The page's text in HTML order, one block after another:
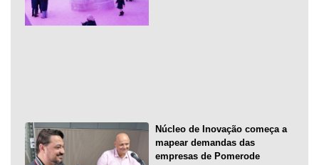
Núcleo de Inovação começa a
mapear demandas das
empresas de Pomerode